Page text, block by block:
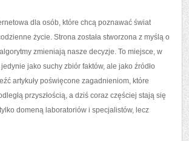
dla osób, które chcą poznawać świat
życie. Strona została stworzona z myślą o
zmieniają nasze decyzje. To miejsce, w
jako suchy zbiór faktów, ale jako źródło
artykuły poświęcone zagadnieniom, które
przyszłością, a dziś coraz częściej stają się
domeną laboratoriów i specjalistów, lecz